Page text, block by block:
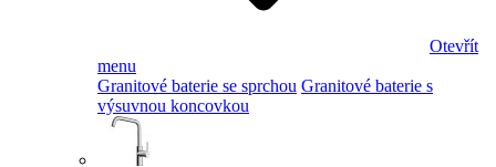
Otevřít
menu
Granitové baterie se sprchou Granitové baterie s
výsuvnou koncovkou